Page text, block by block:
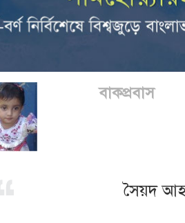
বাকপ্রবাস
সৈয়দ